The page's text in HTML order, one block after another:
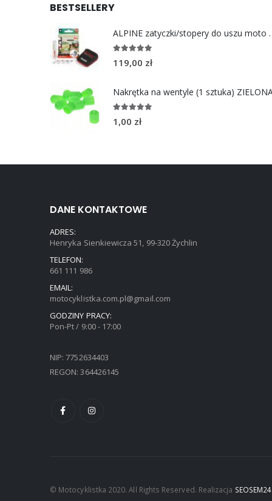
BESTSELLERY
ALPINE
out of 5
119,00 zł
Nakrętka na wentyle (1 sztuka)
out of 5
1,00 zł
DANE KONTAKTOWE
ADRES:
Henryka Sienkiewicza 51, 99-320 Żychlin
TELEFON:
661 111 986
EMAIL:
motocyklistka.com.pl@gmail.com
GODZINY PRACY:
Pon-Pt / 9:00 - 17:00
NIP: 7752634403
REGON: 364426145
© Motocyklistka 2020. All Rights Reserved. Realizacja SEOSEM24